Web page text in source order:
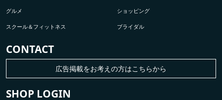
グルメ ショッピング
スクール＆フィットネス ブライダル
SHOP LOGIN
CONTACT
広告掲載をお考えの方はこちらから